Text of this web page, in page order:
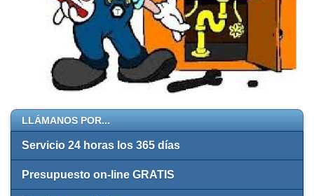
LLÁMANOS POR...
Servicio 24 horas los 365 días
Presupuesto on-line GRATIS